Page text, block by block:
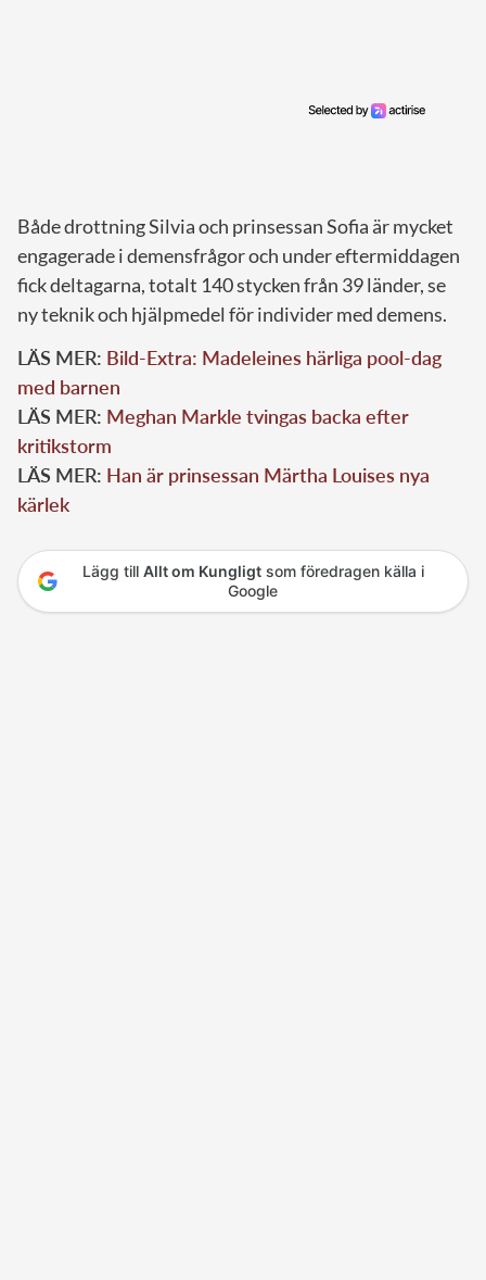
Både drottning Silvia och prinsessan Sofia är mycket
engagerade i demensfrågor och under eftermiddagen
fick deltagarna, totalt 140 stycken från 39 länder, se
ny teknik och hjälpmedel för individer med demens.
LÄS MER: Bild-Extra: Madeleines härliga pool-dag
med barnen
LÄS MER: Meghan Markle tvingas backa efter
kritikstorm
LÄS MER: Han är prinsessan Märtha Louises nya
kärlek
Lägg till Allt om Kungligtsom föredragen källa i
Google